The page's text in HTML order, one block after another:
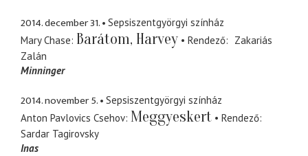
2014. december 31.
Sepsiszentgyörgyi színház
Mary Chase Barátom, Harvey Rendező
Zakariás
Zalán
Minninger
2014. november 5.
Sepsiszentgyörgyi színház
Anton Pavlovics Csehov Meggyeskert
Rendező
Sardar Tagirovsky
Inas